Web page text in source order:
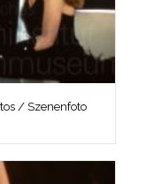
/ Szenenfoto